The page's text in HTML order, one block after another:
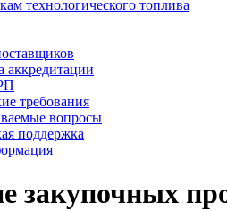
технологического топлива
аккредитации
требования
вопросы
поддержка
закупочных